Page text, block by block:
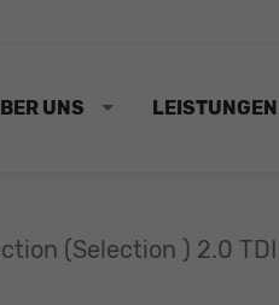
UNS LEISTUNGEN
(Selection ) 2.0 TDI